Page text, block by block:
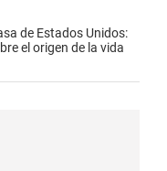
de Estados Unidos:
el origen de la vida